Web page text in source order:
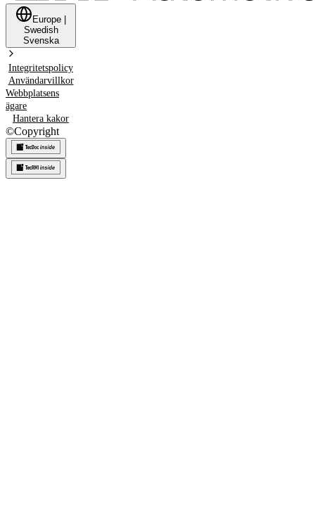
Europe
Swedish
Svenska
Integritetspolicy
Användarvillkor
Webbplatsens
ägare
Hantera kakor
©Copyright